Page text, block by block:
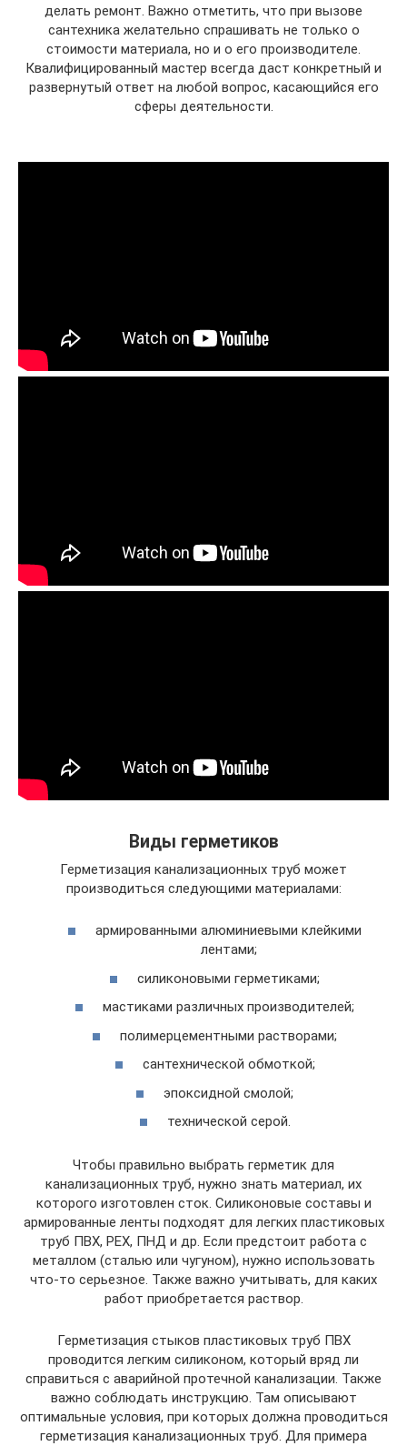
делать ремонт. Важно отметить, что при вызове
сантехника желательно спрашивать не только о
стоимости материала, но и о его производителе.
Квалифицированный мастер всегда даст конкретный и
развернутый ответ на любой вопрос, касающийся его
сферы деятельности.
Виды герметиков
Герметизация канализационных труб может
производиться следующими материалами:
армированными алюминиевыми клейкими
лентами;
силиконовыми герметиками;
мастиками различных производителей;
полимерцементными растворами;
сантехнической обмоткой;
эпоксидной смолой;
технической серой.
Чтобы правильно выбрать герметик для
канализационных труб, нужно знать материал, их
которого изготовлен сток. Силиконовые составы и
армированные ленты подходят для легких пластиковых
труб ПВХ, PEX, ПНД и др. Если предстоит работа с
металлом (сталью или чугуном), нужно использовать
что-то серьезное. Также важно учитывать, для каких
работ приобретается раствор.
Герметизация стыков пластиковых труб ПВХ
проводится легким силиконом, который вряд ли
справиться с аварийной протечной канализации. Также
важно соблюдать инструкцию. Там описывают
оптимальные условия, при которых должна проводиться
герметизация канализационных труб. Для примера